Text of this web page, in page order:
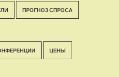
ПРОГНОЗ СПРОСА
ЦЕНЫ